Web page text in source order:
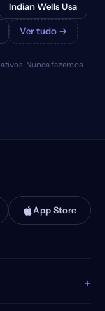
Indian Wells Usa
Ver tudo →
· Nunca fazemos
App Store
+